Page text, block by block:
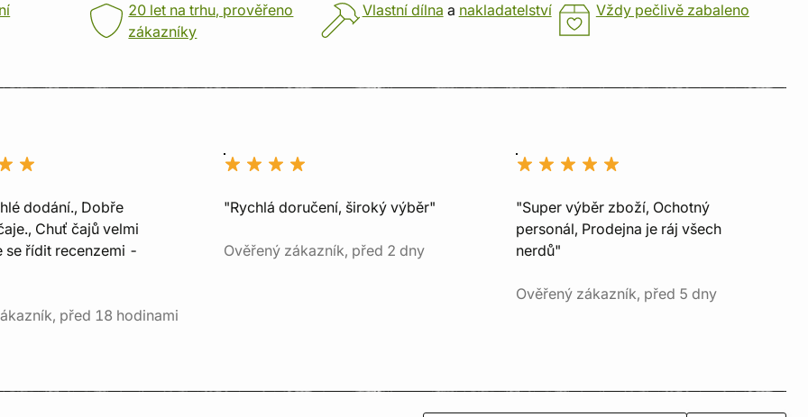
20 let na trhu, prověřeno
zákazníky
Vlastní dílna a nakladatelství Vždy pečlivě zabaleno
dodání., Dobře
Chuť čajů velmi
se řídit recenzemi -
před 18 hodinami
"Rychlá doručení, široký výběr"
Ověřený zákazník, před 2 dny
"Super výběr zboží, Ochotný
personál, Prodejna je ráj všech
nerdů"
Ověřený zákazník, před 5 dny